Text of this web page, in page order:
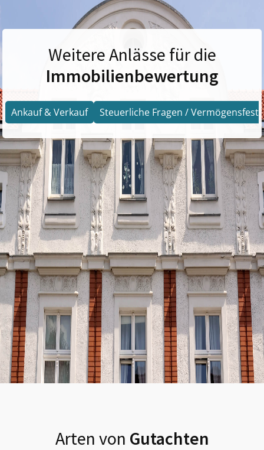
Weitere Anlässe für die
Immobilienbewertung
Ankauf & Verkauf Steuerliche Fragen /
Arten von Gutachten